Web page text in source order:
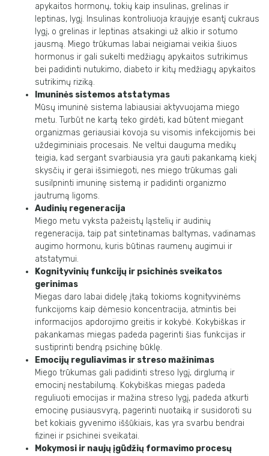
apykaitos hormonų, tokių kaip insulinas, grelinas ir
leptinas, lygį. Insulinas kontroliuoja kraujyje esantį cukraus
lygį, o grelinas ir leptinas atsakingi už alkio ir sotumo
jausmą. Miego trūkumas labai neigiamai veikia šiuos
hormonus ir gali sukelti medžiagų apykaitos sutrikimus
bei padidinti nutukimo, diabeto ir kitų medžiagų apykaitos
sutrikimų riziką.
Imuninės sistemos atstatymas
Mūsų imuninė sistema labiausiai aktyvuojama miego
metu. Turbūt ne kartą teko girdėti, kad būtent miegant
organizmas geriausiai kovoja su visomis infekcijomis bei
uždegiminiais procesais. Ne veltui dauguma medikų
teigia, kad sergant svarbiausia yra gauti pakankamą kiekį
skysčių ir gerai išsimiegoti, nes miego trūkumas gali
susilpninti imuninę sistemą ir padidinti organizmo
jautrumą ligoms.
Audinių regeneracija
Miego metu vyksta pažeistų ląstelių ir audinių
regeneracija, taip pat sintetinamas baltymas, vadinamas
augimo hormonu, kuris būtinas raumenų augimui ir
atstatymui.
Kognityvinių funkcijų ir psichinės sveikatos
gerinimas
Miegas daro labai didelę įtaką tokioms kognityvinėms
funkcijoms kaip dėmesio koncentracija, atmintis bei
informacijos apdorojimo greitis ir kokybė. Kokybiškas ir
pakankamas miegas padeda pagerinti šias funkcijas ir
sustiprinti bendrą psichinę būklę.
Emocijų reguliavimas ir streso mažinimas
Miego trūkumas gali padidinti streso lygį, dirglumą ir
emocinį nestabilumą. Kokybiškas miegas padeda
reguliuoti emocijas ir mažina streso lygį, padeda atkurti
emocinę pusiausvyrą, pagerinti nuotaiką ir susidoroti su
bet kokiais gyvenimo iššūkiais, kas yra svarbu bendrai
fizinei ir psichinei sveikatai.
Mokymosi ir naujų įgūdžių formavimo procesų